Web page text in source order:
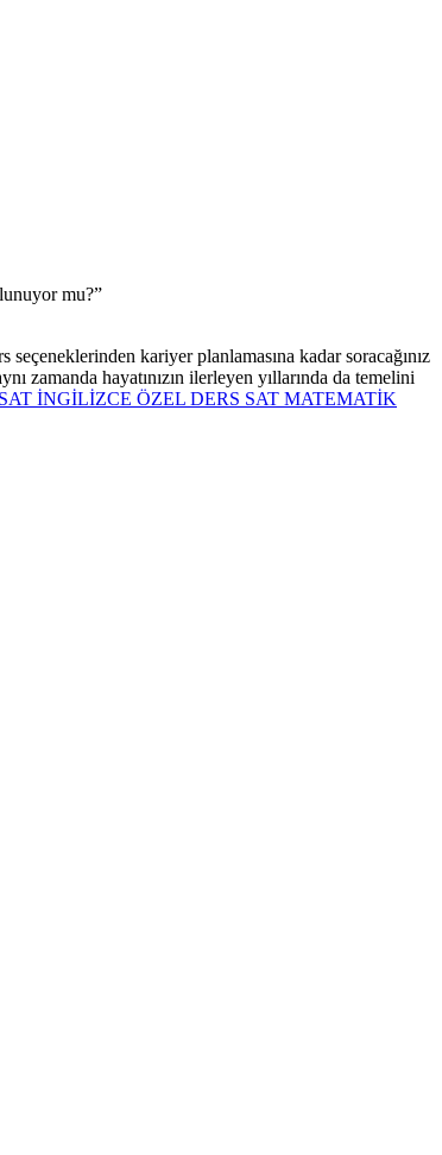
mu?”
kariyer planlamasına kadar soracağınız
zamanda hayatınızın ilerleyen yıllarında da temelini
SAT İNGİLİZCE ÖZEL DERS SAT MATEMATİK